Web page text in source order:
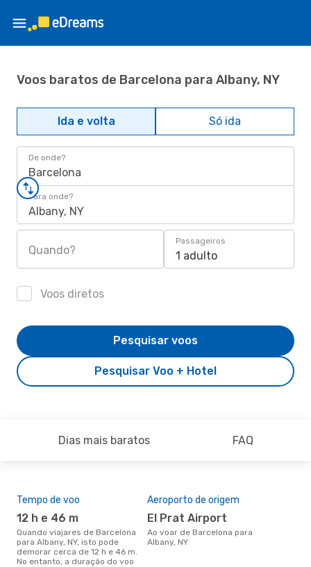
Voos baratos de Barcelona para Albany, NY
Ida e volta Só ida
De onde?
Barcelona
Para onde?
Albany, NY
Quando?
Passageiros
1 adulto
Voos diretos
Pesquisar Voo + Hotel
Pesquisar voos
Dias mais baratos FAQ
Tempo de voo
12 h e 46 m
Quando viajares de Barcelona
para Albany, NY, isto pode
demorar cerca de 12 h e 46 m.
No entanto, a duração do voo
Aeroporto de origem
El Prat Airport
Ao voar de Barcelona para
Albany, NY